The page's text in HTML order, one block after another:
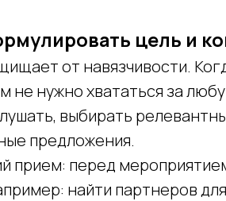
цель и
от навязчивости.
не нужно хвататься за
выбирать
предложения.
прием: перед
найти партнеров